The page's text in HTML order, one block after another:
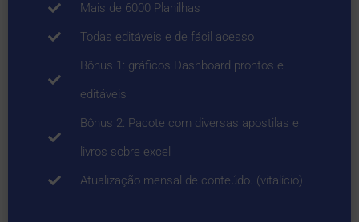
Mais de 6000 Planilhas
Todas editáveis e de fácil acesso
Bônus 1: gráficos Dashboard prontos e
editáveis
Bônus 2: Pacote com diversas apostilas e
livros sobre excel
Atualização mensal de conteúdo. (vitalício)